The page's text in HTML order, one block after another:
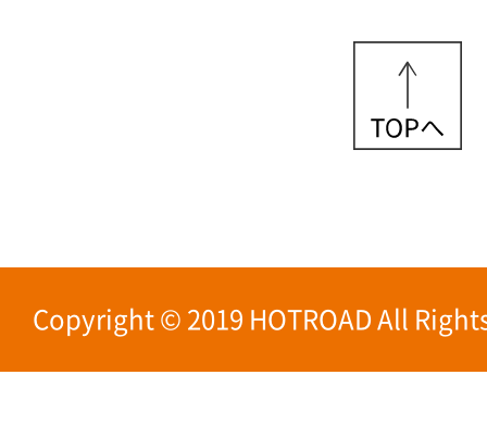
Copyright © 2019 HOTROAD All